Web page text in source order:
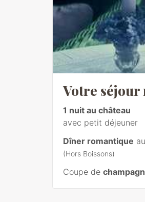
Votre séjour
1 nuit au château
avec petit déjeuner
Dîner romantique
(Hors Boissons)
Coupe de